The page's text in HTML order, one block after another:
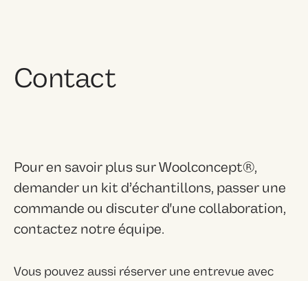
Contact
Pour en savoir plus sur Woolconcept®,
demander un kit d’échantillons, passer une
commande ou discuter d'une collaboration,
contactez notre équipe.
Vous pouvez aussi réserver une entrevue avec